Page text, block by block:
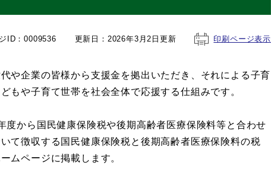
ID：0009536 更新日：2026年3月2日更新 印刷ページ表示
や企業の皆様から支援金を拠出いただき、それによる子育
もや子育て世帯を社会全体で応援する仕組みです。
度から国民健康保険税や後期高齢者医療保険料等と合わせ
て徴収する国民健康保険税と後期高齢者医療保険料の税
ムページに掲載します。